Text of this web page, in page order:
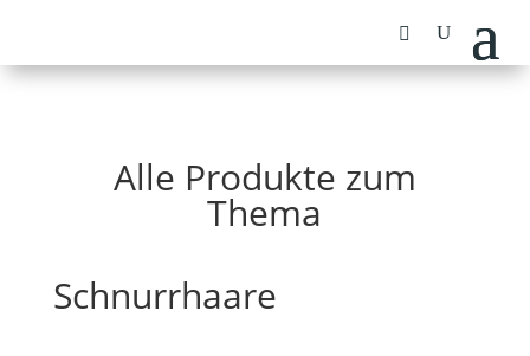
Alle Produkte zum
Thema
Schnurrhaare